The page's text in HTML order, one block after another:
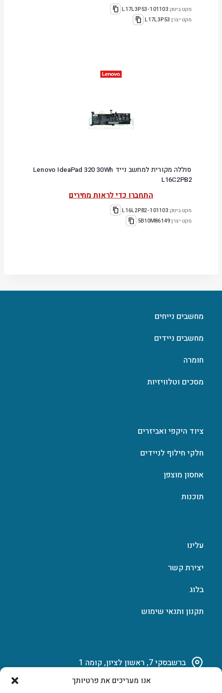
אנו מעריכים את פרטיותך
מקט ביטק:101103-L17L3P53
מקט יצרן:L17L3P53
סוללה מקורית למחשב נייד Lenovo IdeaPad 320 30Wh
L16C2PB2
התחברו כדי לראות מחירים
מקט ביטק:101103-L16L2PB2
מקט יצרן:5B10M86149
מחשבים נייחים
מחשבים ניידים
חומרה
מסכים וטלוויזיות
ציוד היקפי ואביזרים
חלקי חילוף לניידים
אחסון מוצפן
תוכנות
עלינו
יצירת קשר
בלוג
תקנון ותנאי שימוש
ברשבסקי 7, ראשון לציון, קומה 1